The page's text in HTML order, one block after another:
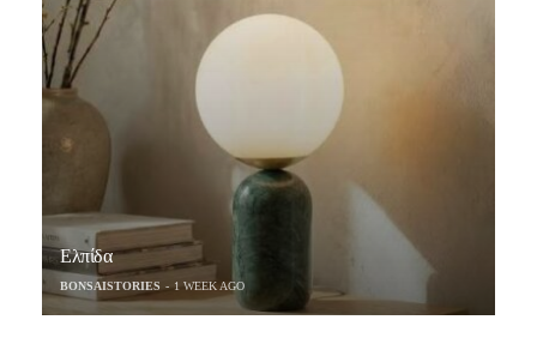
Ελπίδα
BONSAISTORIES 1 WEEK AGO